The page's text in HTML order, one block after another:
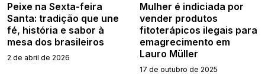
Peixe na Sexta-feira
Santa: tradição que une
fé, história e sabor à
mesa dos brasileiros
2 de abril de 2026
Mulher é indiciada por
vender produtos
fitoterápicos ilegais para
emagrecimento em
Lauro Müller
17 de outubro de 2025